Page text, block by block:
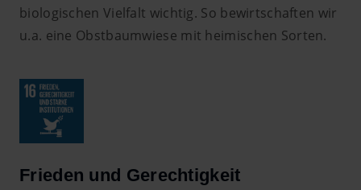
biologischen Vielfalt wichtig. So bewirtschaften wir
u.a. eine Obstbaumwiese mit heimischen Sorten.
Frieden und Gerechtigkeit